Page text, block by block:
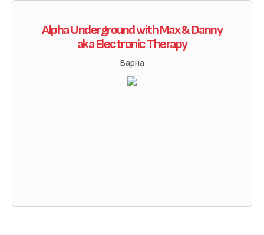
Alpha Underground with Max & Danny
aka Electronic Therapy
Варна